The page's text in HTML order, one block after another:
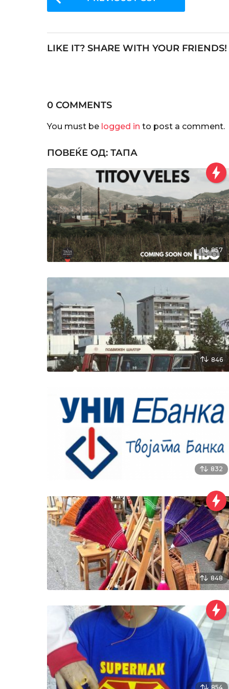
o
t
i
n
t
i
o
n
LIKE IT? SHARE WITH YOUR FRIENDS!
0 COMMENTS
You must be logged in to post a comment.
ПОВЕЌЕ ОД: ТАПА
857
846
832
848
854